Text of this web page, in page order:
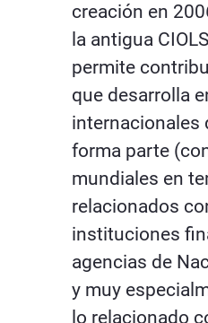
creación en
la antigua
permite
que desarrolla
internacionales
forma parte
mundiales en
relacionados
instituciones
agencias de
y muy
lo relacionado